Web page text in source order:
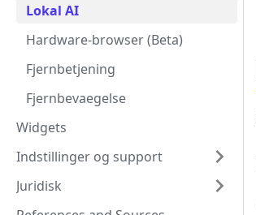
Lokal AI
Hardware-browser (Beta)
Fjernbetjening
Fjernbevaegelse
Widgets
Indstillinger og support
Juridisk